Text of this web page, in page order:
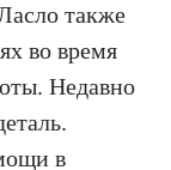
также
во время
Недавно
в